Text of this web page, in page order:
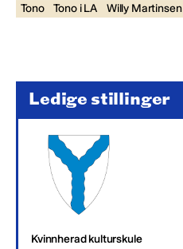
Tono Tono i LA Willy Martinsen
Ledige stillinger
Kvinnherad kulturskule